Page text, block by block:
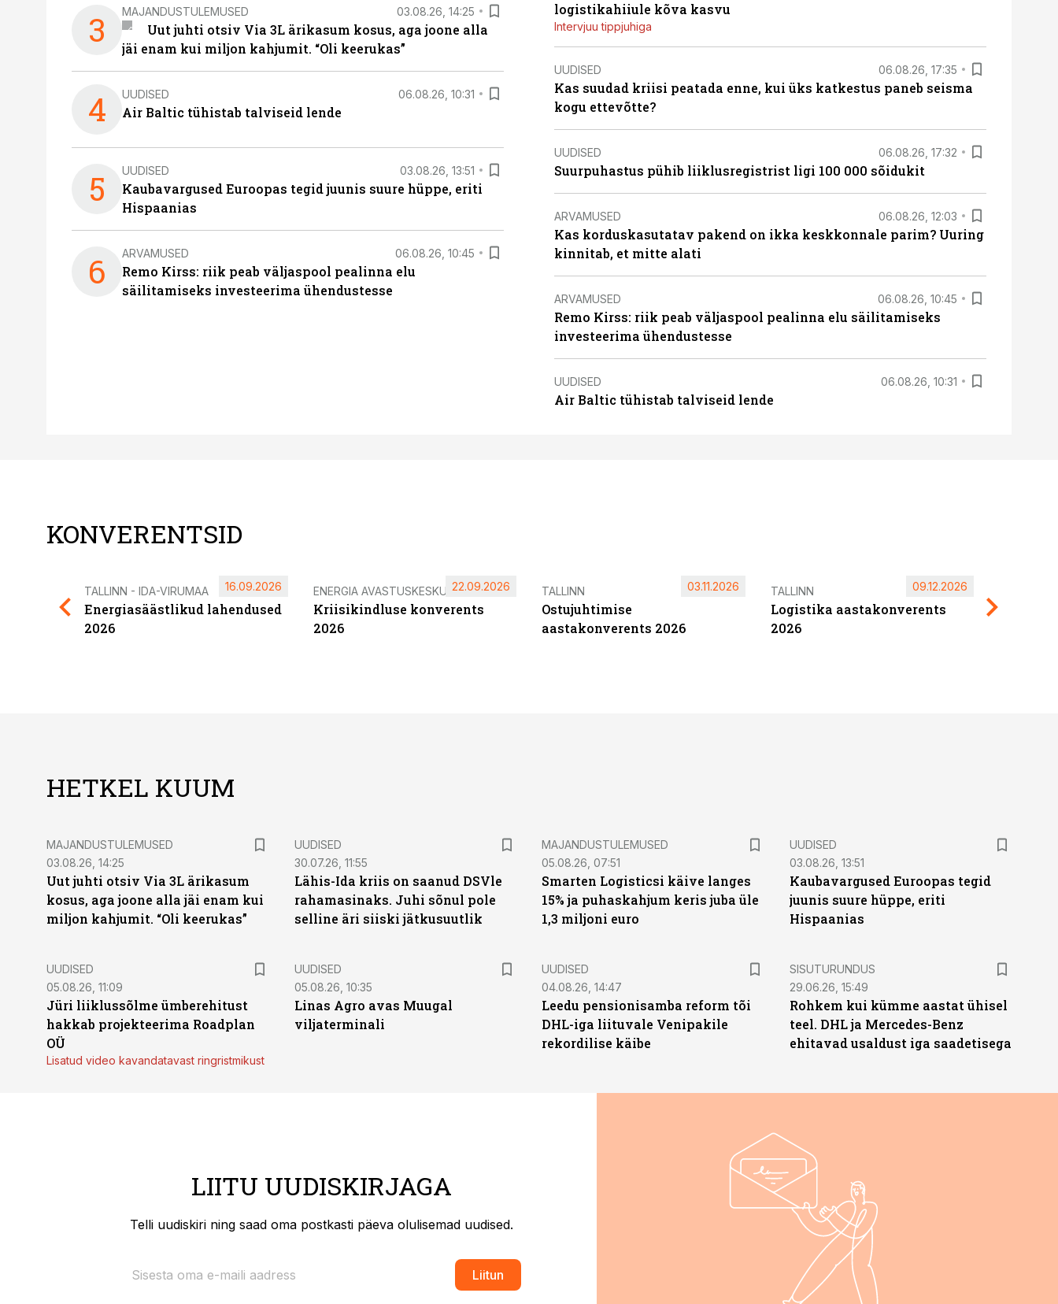
3 MAJANDUSTULEMUSED 03.08.26, 14:25
Uut juhti otsiv Via 3L ärikasum kosus, aga joone alla
jäi enam kui miljon kahjumit. “Oli keerukas”
4 UUDISED 06.08.26, 10:31
Air Baltic tühistab talviseid lende
5 UUDISED 03.08.26, 13:51
Kaubavargused Euroopas tegid juunis suure hüppe, eriti
Hispaanias
6 ARVAMUSED 06.08.26, 10:45
Remo Kirss: riik peab väljaspool pealinna elu
säilitamiseks investeerima ühendustesse
logistikahiiule kõva kasvu
Intervjuu tippjuhiga
UUDISED 06.08.26, 17:35
Kas suudad kriisi peatada enne, kui üks katkestus paneb seisma
kogu ettevõtte?
UUDISED 06.08.26, 17:32
Suurpuhastus pühib liiklusregistrist ligi 100 000 sõidukit
ARVAMUSED 06.08.26, 12:03
Kas korduskasutatav pakend on ikka keskkonnale parim? Uuring
kinnitab, et mitte alati
ARVAMUSED 06.08.26, 10:45
Remo Kirss: riik peab väljaspool pealinna elu säilitamiseks
investeerima ühendustesse
UUDISED 06.08.26, 10:31
Air Baltic tühistab talviseid lende
KONVERENTSID
TALLINN - IDA-VIRUMAA
Energiasäästlikud lahendused
2026
16.09.2026 ENERGIA AVASTUSKESKUS
Kriisikindluse konverents
2026
22.09.2026 TALLINN
Ostujuhtimise
aastakonverents 2026
03.11.2026 TALLINN
Logistika aastakonverents
2026
09.12.2026
HETKEL KUUM
MAJANDUSTULEMUSED
03.08.26, 14:25
Uut juhti otsiv Via 3L ärikasum
kosus, aga joone alla jäi enam kui
miljon kahjumit. “Oli keerukas”
UUDISED
30.07.26, 11:55
Lähis-Ida kriis on saanud DSVle
rahamasinaks. Juhi sõnul pole
selline äri siiski jätkusuutlik
MAJANDUSTULEMUSED
05.08.26, 07:51
Smarten Logisticsi käive langes
15% ja puhaskahjum keris juba üle
1,3 miljoni euro
UUDISED
03.08.26, 13:51
Kaubavargused Euroopas tegid
juunis suure hüppe, eriti
Hispaanias
UUDISED
05.08.26, 11:09
Jüri liiklussõlme ümberehitust
hakkab projekteerima Roadplan
OÜ
Lisatud video kavandatavast ringristmikust
UUDISED
05.08.26, 10:35
Linas Agro avas Muugal
viljaterminali
UUDISED
04.08.26, 14:47
Leedu pensionisamba reform tõi
DHL-iga liituvale Venipakile
rekordilise käibe
ST
SISUTURUNDUS
29.06.26, 15:49
Rohkem kui kümme aastat ühisel
teel. DHL ja Mercedes-Benz
ehitavad usaldust iga saadetisega
LIITU UUDISKIRJAGA
Telli uudiskiri ning saad oma postkasti päeva olulisemad uudised.
Liitun